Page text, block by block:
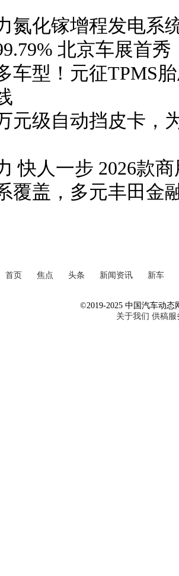
氮化镓增程发电系
北京车展首秀
车型！元征TPMS
元级自动挡皮卡，
快人一步 2026款
覆盖，多元丰田金
首页 焦点 头条 新闻资讯 新车
©2019-2025 中国汽车动态
关于我们 供稿服